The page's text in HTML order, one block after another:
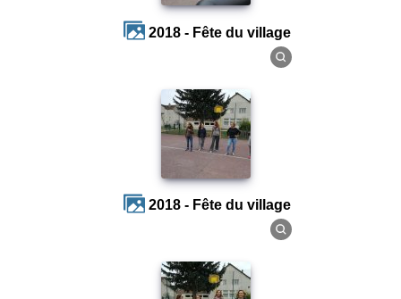
2018 - Fête du village
2018 - Fête du village